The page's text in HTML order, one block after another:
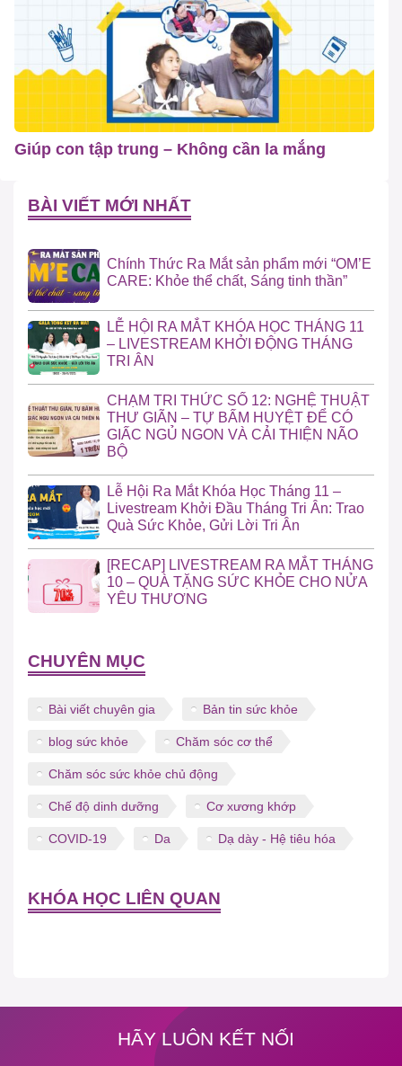
Giúp con tập trung – Không cần la mắng
BÀI VIẾT MỚI NHẤT
Chính Thức Ra Mắt sản phẩm mới “OM’E
CARE: Khỏe thể chất, Sáng tinh thần”
LỄ HỘI RA MẮT KHÓA HỌC THÁNG 11
– LIVESTREAM KHỞI ĐỘNG THÁNG
TRI ÂN
CHẠM TRI THỨC SỐ 12: NGHỆ THUẬT
THƯ GIÃN – TỰ BẤM HUYỆT ĐỂ CÓ
GIẤC NGỦ NGON VÀ CẢI THIỆN NÃO
BỘ
Lễ Hội Ra Mắt Khóa Học Tháng 11 –
Livestream Khởi Đầu Tháng Tri Ân: Trao
Quà Sức Khỏe, Gửi Lời Tri Ân
[RECAP] LIVESTREAM RA MẮT THÁNG
10 – QUÀ TẶNG SỨC KHỎE CHO NỬA
YÊU THƯƠNG
CHUYÊN MỤC
Bài viết chuyên gia Bản tin sức khỏe
blog sức khỏe Chăm sóc cơ thể
Chăm sóc sức khỏe chủ động
Chế độ dinh dưỡng Cơ xương khớp
COVID-19 Da Dạ dày - Hệ tiêu hóa
KHÓA HỌC LIÊN QUAN
HÃY LUÔN KẾT NỐI